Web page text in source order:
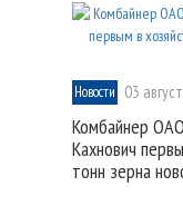
Новости 03
Комбайнер
Кахнович
тонн зерна